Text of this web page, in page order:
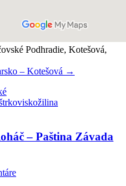
Podhradie, Kotešová,
– Kotešová →
žilina
– Paština Závada